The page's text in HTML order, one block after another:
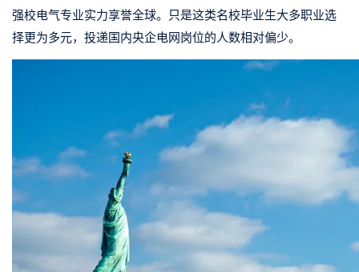
强校电气专业实力享誉全球。只是这类名校毕业生大多职业选
择更为多元，投递国内央企电网岗位的人数相对偏少。